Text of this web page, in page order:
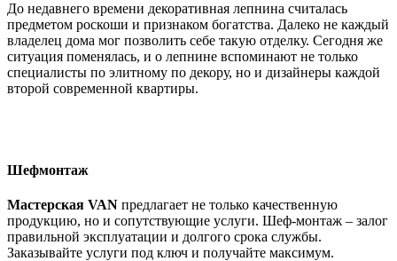
До недавнего времени декоративная лепнина считалась
предметом роскоши и признаком богатства. Далеко не каждый
владелец дома мог позволить себе такую отделку. Сегодня же
ситуация поменялась, и о лепнине вспоминают не только
специалисты по элитному по декору, но и дизайнеры каждой
второй современной квартиры.
Шефмонтаж
Мастерская VAN предлагает не только качественную
продукцию, но и сопутствующие услуги. Шеф-монтаж – залог
правильной эксплуатации и долгого срока службы.
Заказывайте услуги под ключ и получайте максимум.